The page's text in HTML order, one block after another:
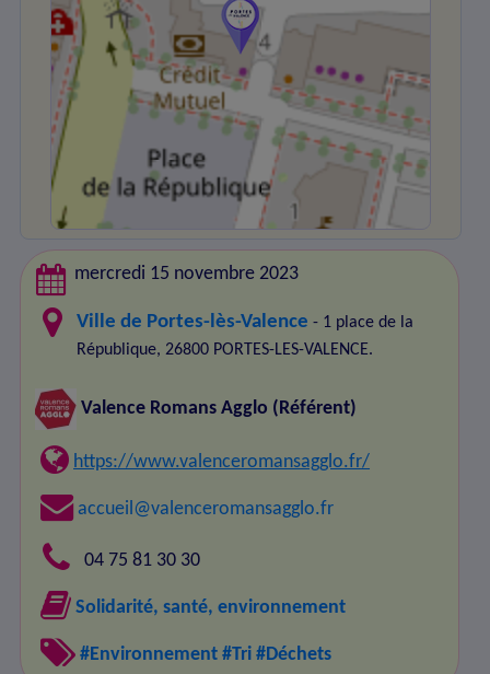
mercredi 15 novembre 2023
Ville de Portes-lès-Valence- 1 place de la
République, 26800 PORTES-LES-VALENCE.
Valence Romans Agglo (Référent)
https://www.valenceromansagglo.fr/
accueil@valenceromansagglo.fr
04 75 81 30 30
Solidarité, santé, environnement
#Environnement #Tri #Déchets